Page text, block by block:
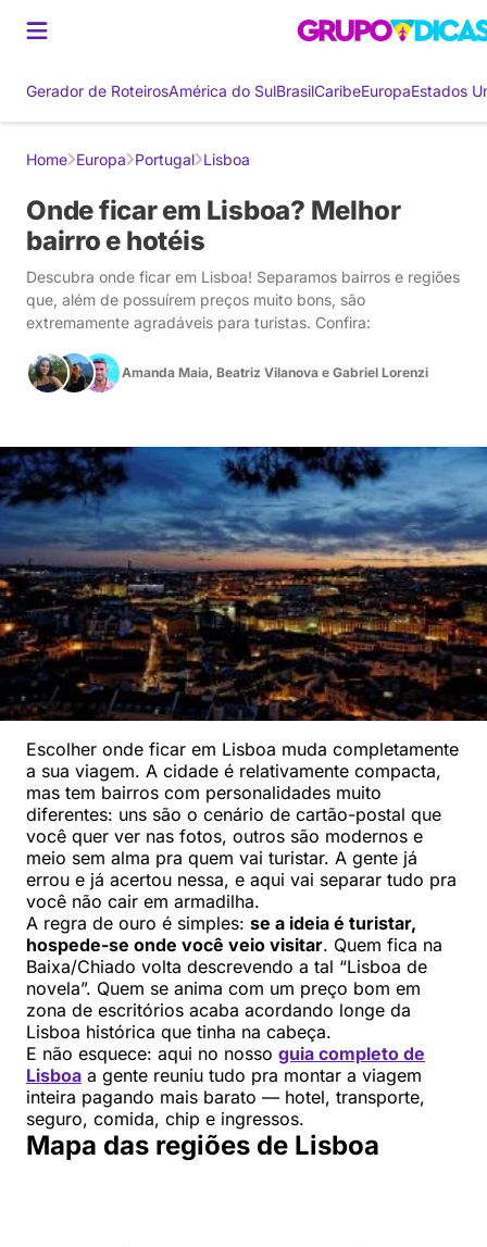
Gerador de RoteirosAmérica do SulBrasilCaribeEuropaEstados
Home Europa Portugal Lisboa
Onde ficar em Lisboa? Melhor
bairro e hotéis
Descubra onde ficar em Lisboa! Separamos bairros e regiões
que, além de possuírem preços muito bons, são
extremamente agradáveis para turistas. Confira:
Amanda Maia, Beatriz Vilanova e Gabriel Lorenzi
Escolher onde ficar em Lisboa muda completamente
a sua viagem. A cidade é relativamente compacta,
mas tem bairros com personalidades muito
diferentes: uns são o cenário de cartão-postal que
você quer ver nas fotos, outros são modernos e
meio sem alma pra quem vai turistar. A gente já
errou e já acertou nessa, e aqui vai separar tudo pra
você não cair em armadilha.
A regra de ouro é simples: se a ideia é turistar,
hospede-se onde você veio visitar. Quem fica na
Baixa/Chiado volta descrevendo a tal “Lisboa de
novela”. Quem se anima com um preço bom em
zona de escritórios acaba acordando longe da
Lisboa histórica que tinha na cabeça.
E não esquece: aqui no nosso guia completo de
Lisboa a gente reuniu tudo pra montar a viagem
inteira pagando mais barato — hotel, transporte,
seguro, comida, chip e ingressos.
Mapa das regiões de Lisboa